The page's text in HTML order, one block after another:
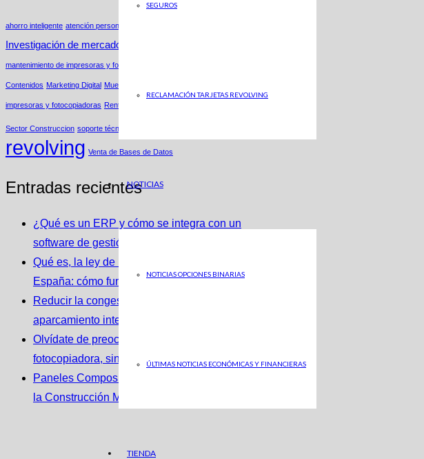
SEGUROS
RECLAMACIÓN TARJETAS REVOLVING
NOTICIAS
NOTICIAS OPCIONES BINARIAS
ÚLTIMAS NOTICIAS ECONÓMICAS Y FINANCIERAS
TIENDA
ahorro inteligente atención personalizada
Investigación de mercados
mantenimiento de impresoras y fotocopiadoras
Contenidos Marketing Digital Muestras productos
impresoras y fotocopiadoras Renting Fotocopiadoras
Sector Construccion soporte técnico
revolving Venta de Bases de Datos
Entradas recientes
¿Qué es un ERP y cómo se integra con un
software de gestión de almacenes?
Qué es, la ley de la Segunda Oportunidad en
España: cómo funciona y cómo puede ayudarte
Reducir la congestión con soluciones de
aparcamiento inteligentes
Olvídate de preocupaciones con el renting
fotocopiadora, sin inversión inicial
Paneles Composite: Innovación y Eficiencia en
la Construcción Moderna